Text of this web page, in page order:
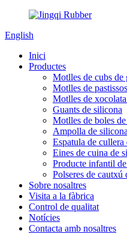
English
Inici
Productes
Motlles de cubs de
Motlles de
Motlles de
Guants de silicona
Motlles de boles
Ampolla de
Espatula de cullera
Eines de cuina de
Producte infantil
Polseres de cautxú
Sobre nosaltres
Visita a la fàbrica
Control de qualitat
Notícies
Contacta amb nosaltres